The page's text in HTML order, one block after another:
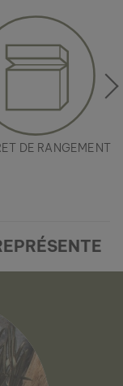
DE RANGEMENT